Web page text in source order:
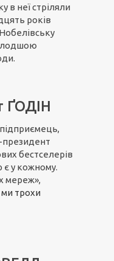
в неї стріляли
років
ҐОДІН
президент
бестселерів
є у кожному.
мереж»,
ми трохи